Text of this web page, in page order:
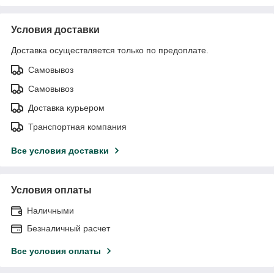
Условия доставки
Доставка осуществляется только по предоплате.
Самовывоз
Самовывоз
Доставка курьером
Транспортная компания
Все условия доставки
Условия оплаты
Наличными
Безналичный расчет
Все условия оплаты